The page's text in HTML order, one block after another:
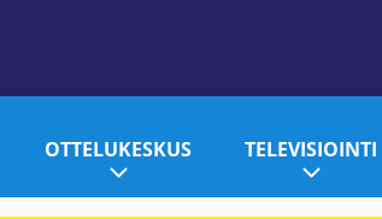
OTTELUKESKUS TELEVISIOINTI